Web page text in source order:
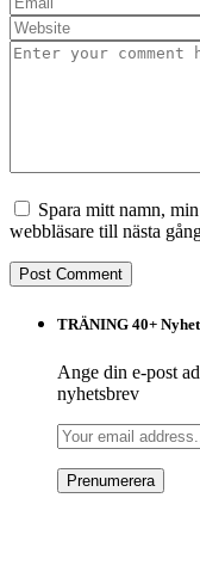
Spara mitt namn,
webbläsare till nästa
TRÄNING 40+
Ange din e-post
nyhetsbrev